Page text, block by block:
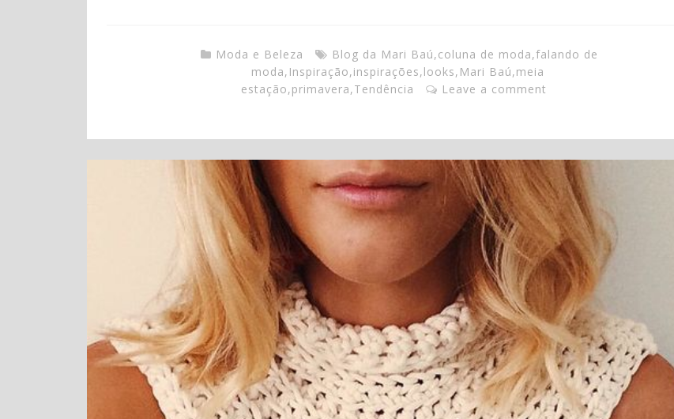
Moda e Beleza Blog da Mari Baú,coluna de moda,falando de
moda, Inspiração,inspirações,looks, Mari Baú,meia
estação,primavera,Tendência Leave a comment